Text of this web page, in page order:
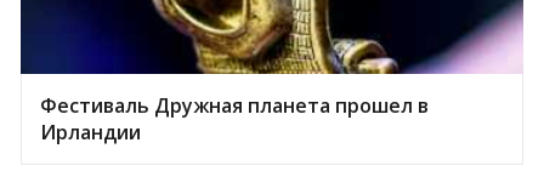
Фестиваль Дружная планета прошел в
Ирландии